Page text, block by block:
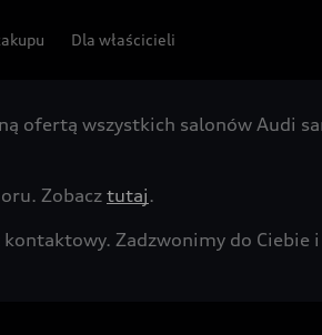
Dla właścicieli
ofertą wszystkich salonów Audi
Zobacz tutaj.
Zadzwonimy do